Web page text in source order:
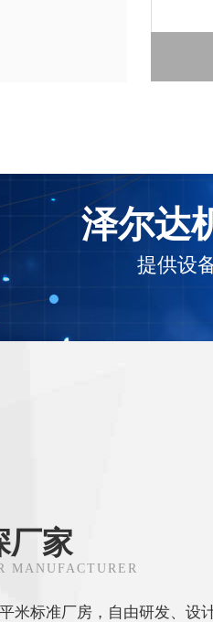
泽尔达
提供设
厂家
MANUFACTURER
米标准厂房，自由研发、设